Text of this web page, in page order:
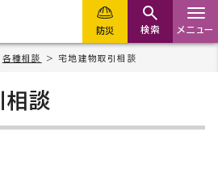
防災 検索 メニュー
各種相談 > 宅地建物取引相談
相談